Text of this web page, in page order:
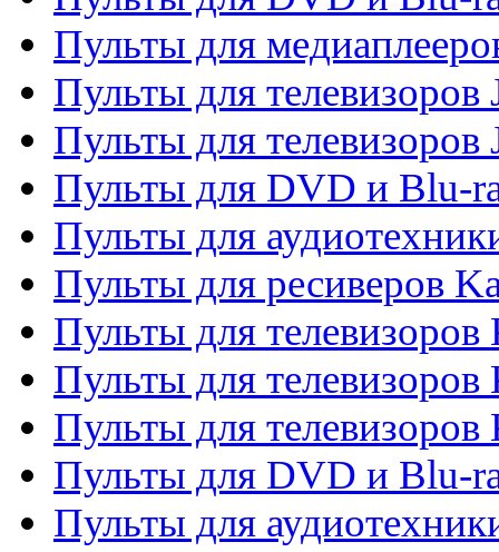
Пульты для
Пульты для телевизоров
Пульты для телевизоров
Пульты для DVD и Blu-
Пульты для
Пульты для ресиверов
Пульты для телевизоров
Пульты для телевизоров
Пульты для телевизоров
Пульты для DVD и Blu-
Пульты для